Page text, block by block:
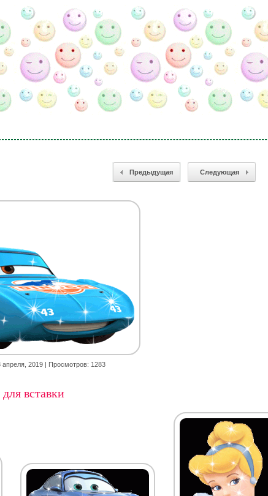
Предыдущая Следующая
апреля, 2019| Просмотров: 1283
вставки